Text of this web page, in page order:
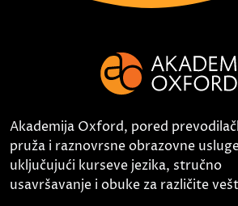
Akademija Oxford, pored
pruža i raznovrsne obrazovne
uključujući kurseve jezika, stručno
usavršavanje i obuke za različite